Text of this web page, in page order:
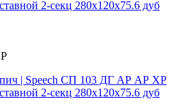
| Speech СП 103 ДГ АР АР ХР
2-секц 280x120x75.6 дуб